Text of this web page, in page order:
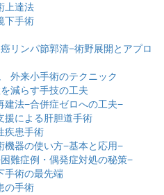
上達法
下手術
リンパ節郭清−術野展開とアプロ
外来小手術のテクニック
減らす手技の工夫
建法−合併症ゼロへの工夫−
援による肝胆道手術
患手術
機器の使い方−基本と応用−
難症例・偶発症対処の秘策−
手術の最先端
の手術